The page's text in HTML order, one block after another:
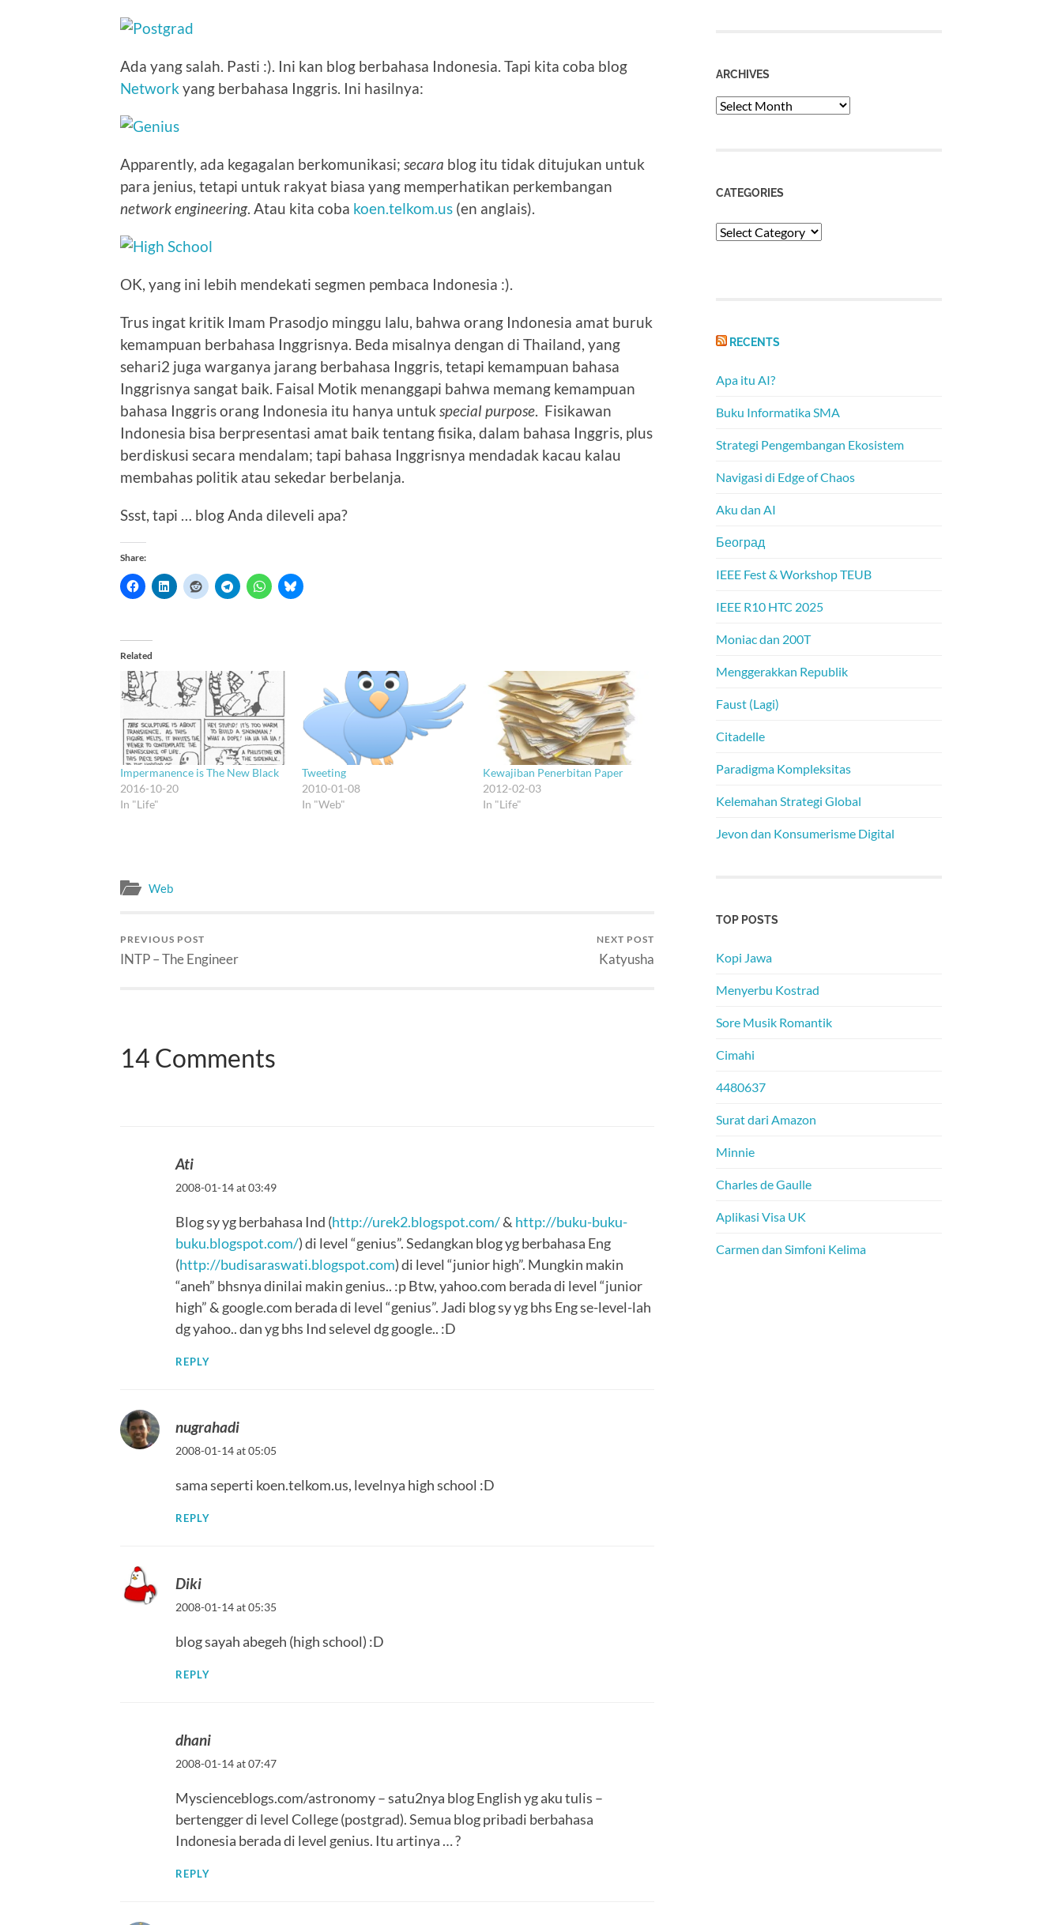
Ada yang salah. Pasti :). Ini kan blog berbahasa Indonesia. Tapi kita coba blog
Network yang berbahasa Inggris. Ini hasilnya:
Apparently, ada kegagalan berkomunikasi; secara blog itu tidak ditujukan untuk
para jenius, tetapi untuk rakyat biasa yang memperhatikan perkembangan
network engineering. Atau kita coba koen.telkom.us (en anglais).
OK, yang ini lebih mendekati segmen pembaca Indonesia :).
Trus ingat kritik Imam Prasodjo minggu lalu, bahwa orang Indonesia amat buruk
kemampuan berbahasa Inggrisnya. Beda misalnya dengan di Thailand, yang
sehari2 juga warganya jarang berbahasa Inggris, tetapi kemampuan bahasa
Inggrisnya sangat baik. Faisal Motik menanggapi bahwa memang kemampuan
bahasa Inggris orang Indonesia itu hanya untuk special purpose . Fisikawan
Indonesia bisa berpresentasi amat baik tentang fisika, dalam bahasa Inggris, plus
berdiskusi secara mendalam; tapi bahasa Inggrisnya mendadak kacau kalau
membahas politik atau sekedar berbelanja.
Ssst, tapi … blog Anda dileveli apa?
Share:
Related
Impermanence is The New Black
2016-10-20
In "Life"
Tweeting
2010-01-08
In "Web"
Kewajiban Penerbitan Paper
2012-02-03
In "Life"
Web
PREVIOUS POST
INTP – The Engineer
NEXT POST
Katyusha
14 Comments
Ati
2008-01-14 at 03:49
Blog sy yg berbahasa Ind (http://urek2.blogspot.com/& http://buku-buku-
buku.blogspot.com/) di level “genius”. Sedangkan blog yg berbahasa Eng
(http://budisaraswati.blogspot.com) di level “junior high”. Mungkin makin
“aneh” bhsnya dinilai makin genius.. :p Btw, yahoo.com berada di level “junior
high” & google.com berada di level “genius”. Jadi blog sy yg bhs Eng se-level-lah
dg yahoo.. dan yg bhs Ind selevel dg google.. :D
REPLY
nugrahadi
2008-01-14 at 05:05
sama seperti koen.telkom.us, levelnya high school :D
REPLY
Diki
2008-01-14 at 05:35
blog sayah abegeh (high school) :D
REPLY
dhani
2008-01-14 at 07:47
Myscienceblogs.com/astronomy – satu2nya blog English yg aku tulis –
bertengger di level College (postgrad). Semua blog pribadi berbahasa
Indonesia berada di level genius. Itu artinya … ?
REPLY
ARCHIVES
Archives
CATEGORIES
Categories
RECENTS
Apa itu AI?
Buku Informatika SMA
Strategi Pengembangan Ekosistem
Navigasi di Edge of Chaos
Aku dan AI
Београд
IEEE Fest & Workshop TEUB
IEEE R10 HTC 2025
Moniac dan 200T
Menggerakkan Republik
Faust (Lagi)
Citadelle
Paradigma Kompleksitas
Kelemahan Strategi Global
Jevon dan Konsumerisme Digital
TOP POSTS
Kopi Jawa
Menyerbu Kostrad
Sore Musik Romantik
Cimahi
4480637
Surat dari Amazon
Minnie
Charles de Gaulle
Aplikasi Visa UK
Carmen dan Simfoni Kelima